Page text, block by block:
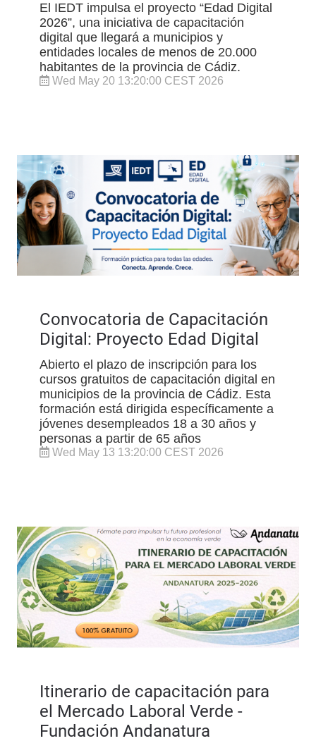
El IEDT impulsa el proyecto “Edad Digital
2026”, una iniciativa de capacitación
digital que llegará a municipios y
entidades locales de menos de 20.000
habitantes de la provincia de Cádiz.
Wed May 20 13:20:00 CEST 2026
Convocatoria de Capacitación
Digital: Proyecto Edad Digital
Abierto el plazo de inscripción para los
cursos gratuitos de capacitación digital en
municipios de la provincia de Cádiz. Esta
formación está dirigida específicamente a
jóvenes desempleados 18 a 30 años y
personas a partir de 65 años
Wed May 13 13:20:00 CEST 2026
Itinerario de capacitación para
el Mercado Laboral Verde -
Fundación Andanatura